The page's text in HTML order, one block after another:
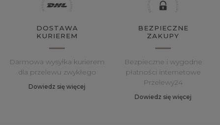
DOSTAWA
KURIEREM
Darmowa wysyłka kurierem
dla przelewu zwykłego
Dowiedz się więcej
BEZPIECZNE
ZAKUPY
Bezpieczne i wygodne
płatności internetowe
Przelewy24
Dowiedz się więcej